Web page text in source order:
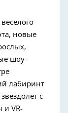
новые
шоу-
лабиринт
с
и VR-